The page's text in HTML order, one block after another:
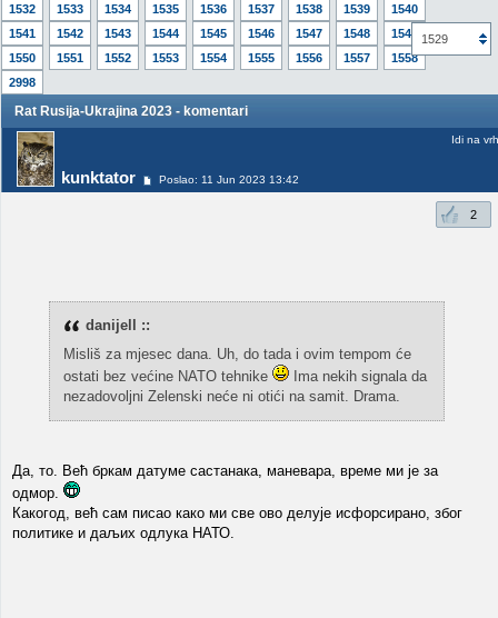
1532
1533 1534 1535 1536 1537 1538 1539
1540
1541
1542 1543 1544 1545 1546 1547 1548
1549
1550
1551 1552 1553 1554 1555 1556 1557
1558
2998
1529
Rat Rusija-Ukrajina 2023 - komentari
kunktator Poslao: 11 Jun 2023 13:42
Idi na vrh
2
danijell ::
Misliš za mjesec dana. Uh, do tada i ovim tempom će
ostati bez većine NATO tehnike
Ima nekih signala da
nezadovoljni Zelenski neće ni otići na samit. Drama.
Да, то. Већ бркам датуме састанака, маневара, време ми је за
одмор.
Какогод, већ сам писао како ми све ово делује исфорсирано, због
политике и даљих одлука НАТО.